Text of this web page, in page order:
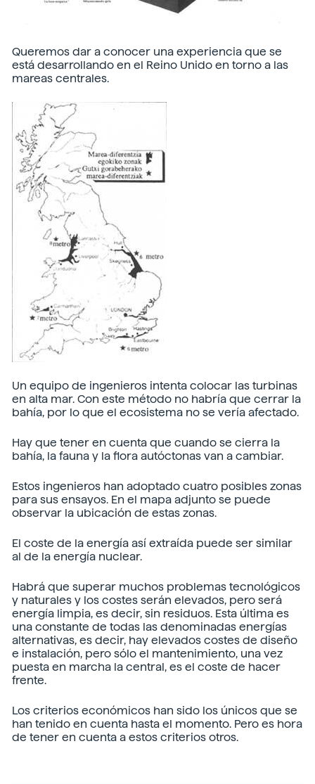
Queremos dar a conocer una experiencia que se
está desarrollando en el Reino Unido en torno a las
mareas centrales.
Un equipo de ingenieros intenta colocar las turbinas
en alta mar. Con este método no habría que cerrar la
bahía, por lo que el ecosistema no se vería afectado.
Hay que tener en cuenta que cuando se cierra la
bahía, la fauna y la flora autóctonas van a cambiar.
Estos ingenieros han adoptado cuatro posibles zonas
para sus ensayos. En el mapa adjunto se puede
observar la ubicación de estas zonas.
El coste de la energía así extraída puede ser similar
al de la energía nuclear.
Habrá que superar muchos problemas tecnológicos
y naturales y los costes serán elevados, pero será
energía limpia, es decir, sin residuos. Esta última es
una constante de todas las denominadas energías
alternativas, es decir, hay elevados costes de diseño
e instalación, pero sólo el mantenimiento, una vez
puesta en marcha la central, es el coste de hacer
frente.
Los criterios económicos han sido los únicos que se
han tenido en cuenta hasta el momento. Pero es hora
de tener en cuenta a estos criterios otros.